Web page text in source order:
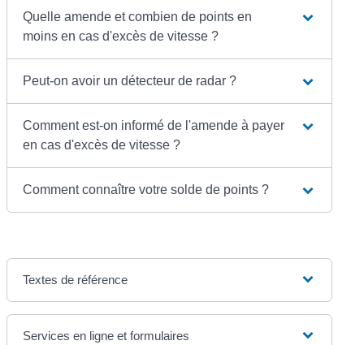
Quelle amende et combien de points en
moins en cas d'excès de vitesse ?
Peut-on avoir un détecteur de radar ?
Comment est-on informé de l'amende à payer
en cas d'excès de vitesse ?
Comment connaître votre solde de points ?
Textes de référence
Services en ligne et formulaires